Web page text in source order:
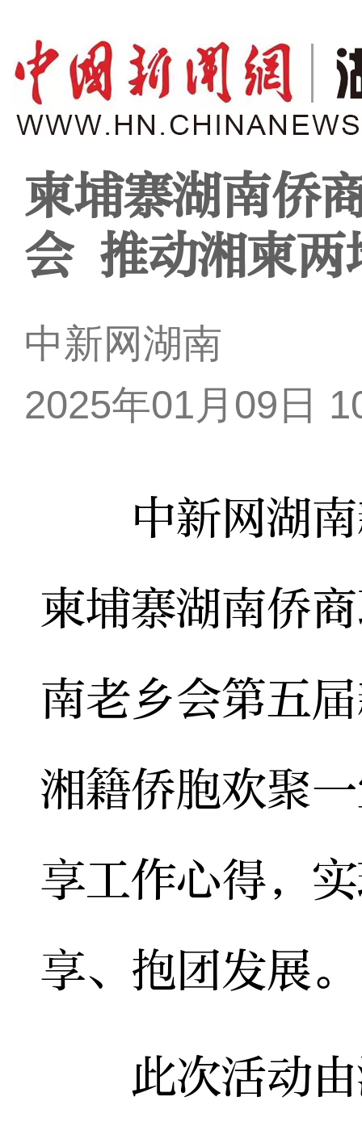
柬埔寨湖南侨
会 推动湘柬两
中新网湖南
2025年01月09日
中新网湖南
柬埔寨湖南侨
南老乡会第五
湘籍侨胞欢聚
享工作心得，
享、抱团发展。
此次活动由